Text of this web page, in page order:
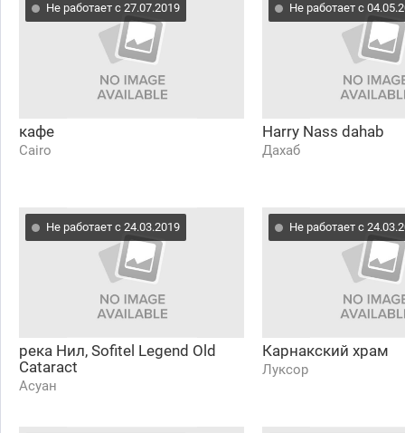
Не работает с 27.07.2019
кафе
Cairo
Не работает с
Harry Nass dahab
Дахаб
Не работает с 24.03.2019
река Нил, Sofitel Legend Old
Cataract
Асуан
Не работает с
Карнакский храм
Луксор